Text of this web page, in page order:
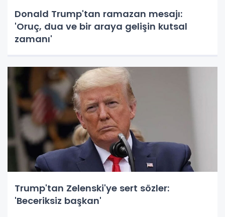
Donald Trump'tan ramazan mesajı:
'Oruç, dua ve bir araya gelişin kutsal
zamanı'
Trump'tan Zelenski'ye sert sözler:
'Beceriksiz başkan'